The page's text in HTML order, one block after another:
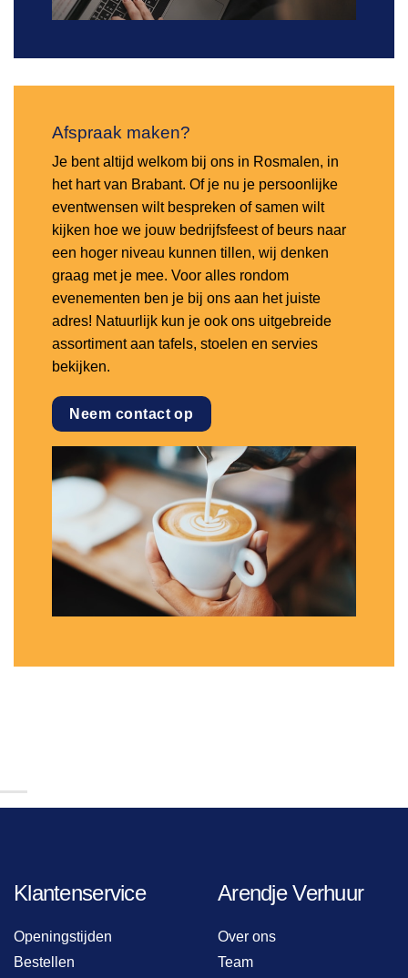
Afspraak maken?
Je bent altijd welkom bij ons in Rosmalen, in
het hart van Brabant. Of je nu je persoonlijke
eventwensen wilt bespreken of samen wilt
kijken hoe we jouw bedrijfsfeest of beurs naar
een hoger niveau kunnen tillen, wij denken
graag met je mee. Voor alles rondom
evenementen ben je bij ons aan het juiste
adres! Natuurlijk kun je ook ons uitgebreide
assortiment aan tafels, stoelen en servies
bekijken.
Neem contact op
Klantenservice
Openingstijden
Bestellen
Arendje Verhuur
Over ons
Team